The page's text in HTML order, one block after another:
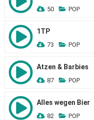
50 POP
1TP
73 POP
Atzen & Barbies
87 POP
Alles wegen Bier
82 POP